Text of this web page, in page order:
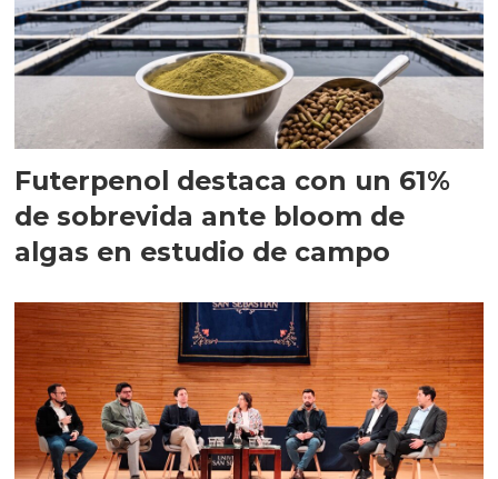
Futerpenol destaca con un 61%
de sobrevida ante bloom de
algas en estudio de campo